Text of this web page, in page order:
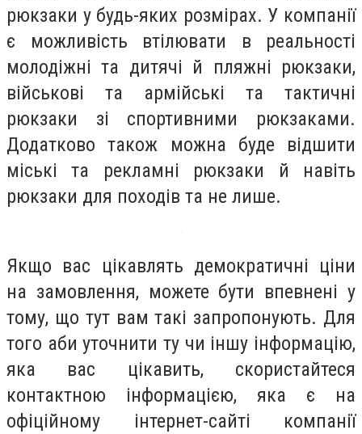
рюкзаки у будь-яких розмірах. У компанії
є можливість втілювати в реальності
молодіжні та дитячі й пляжні рюкзаки,
військові та армійські та тактичні
рюкзаки зі спортивними рюкзаками.
Додатково також можна буде відшити
міські та рекламні рюкзаки й навіть
рюкзаки для походів та не лише.
Якщо вас цікавлять демократичні ціни
на замовлення, можете бути впевнені у
тому, що тут вам такі запропонують. Для
того аби уточнити ту чи іншу інформацію,
яка вас цікавить, скористайтеся
контактною інформацією, яка є на
офіційному інтернет-сайті компанії